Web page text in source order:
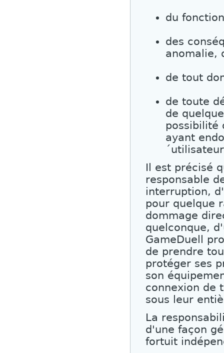
du
des
anomalie,
de tout
de toute
de
possibilité
ayant
Il est précisé
responsable
interruption,
pour quelque
dommage
quelconque,
GameDuell
de prendre
protéger ses
son
connexion de
sous leur
La
d'une façon
fortuit